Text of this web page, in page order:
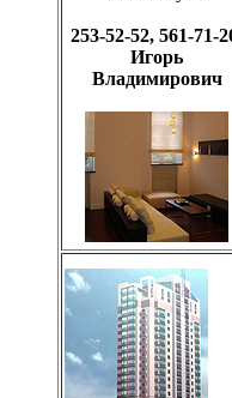
253-52-52, 561-71-
Игорь
Владимирович